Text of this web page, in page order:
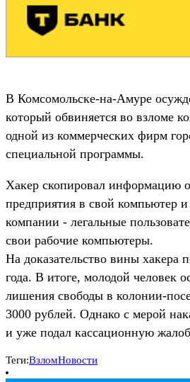
В Комсомольске-на-Амуре
который обвиняется во взломе
одной из коммерческих фирм
специальной программы.
Хакер скопировал информацию
предприятия в свой компьютер
компании - легальные
свои рабочие компьютеры.
На доказательство вины хакера
года. В итоге, молодой человек
лишения свободы в колонии-
3000 рублей. Однако с мерой
и уже подал кассационную
Теги:ВзломНовости